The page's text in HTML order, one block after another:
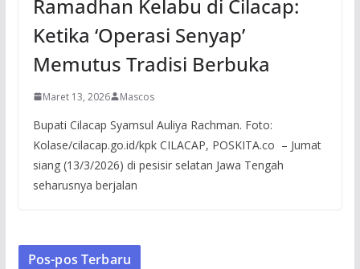
Ramadhan Kelabu di Cilacap:
Ketika ‘Operasi Senyap’
Memutus Tradisi Berbuka
Maret 13, 2026 Mascos
Bupati Cilacap Syamsul Auliya Rachman. Foto:
Kolase/cilacap.go.id/kpk CILACAP, POSKITA.co – Jumat
siang (13/3/2026) di pesisir selatan Jawa Tengah
seharusnya berjalan
Pos-pos Terbaru